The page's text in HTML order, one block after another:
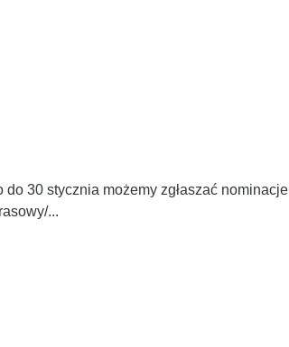
do 30 stycznia możemy zgłaszać
...